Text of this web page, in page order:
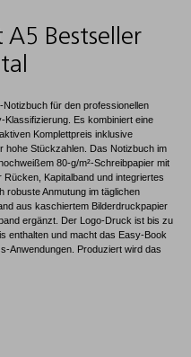
A5 Bestseller
für den professionellen
Es kombiniert eine
Komplettpreis inklusive
hohe Stückzahlen. Das Notizbuch im
80-g/m²-Schreibpapier mit
Kapitalband und integriertes
robuste Anmutung im täglichen
aus kaschiertem Bilderdruckpapier
ergänzt. Der Logo-Druck ist bis zu
enthalten und macht das Easy-Book
Anwendungen. Produziert wird das